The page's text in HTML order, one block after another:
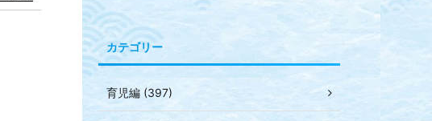
カテゴリー
育児編 (397)